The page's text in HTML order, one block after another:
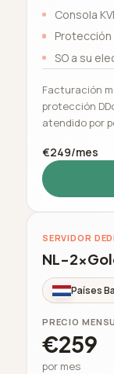
Consola
Protección
SO a su
Facturación
protección
atendido por
€249/mes
SERVIDOR
NL-
Países
PRECIO
€259
por mes